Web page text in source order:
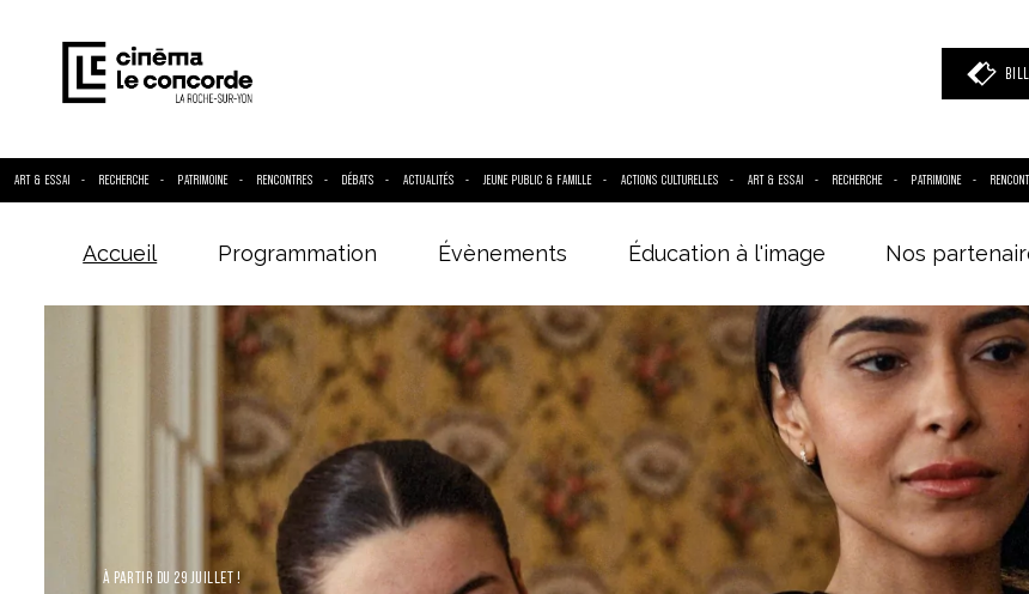
ART & ESSAI RECHERCHE PATRIMOINE RENCONTRES DÉBATS ACTUALITÉS JEUNE PUBLIC & FAMILLE ACTIONS CULTURELLES ART & ESSAI RECHERCHE PATRIMOINE
Entrez votre mot clé(film, réalisateur, acteur, événement)
Accueil Programmation Évènements Éducation à l'image Nos
À PARTIR DU 29 JUILLET !